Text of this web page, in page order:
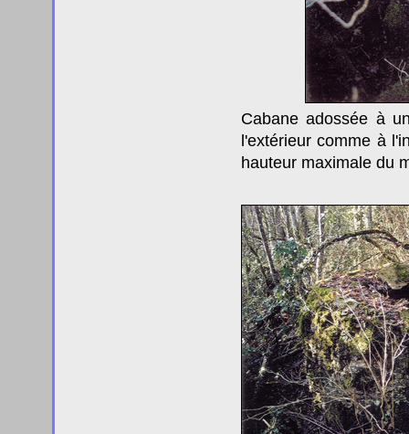
Cabane adossée à
l'extérieur comme à
hauteur maximale du